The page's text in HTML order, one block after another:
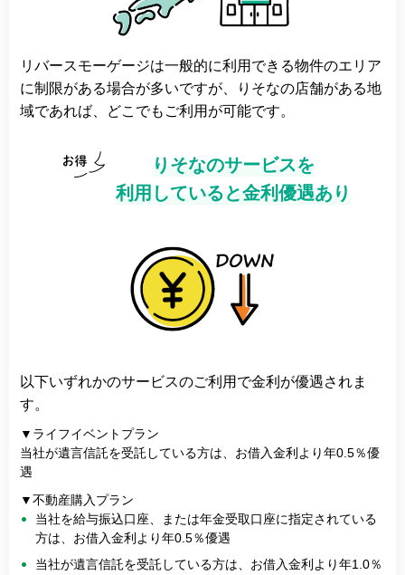
リバースモーゲージは一般的に利用できる物件のエリア
に制限がある場合が多いですが、りそなの店舗がある地
域であれば、どこでもご利用が可能です。
りそなのサービスを
利用していると金利優遇あり
以下いずれかのサービスのご利用で金利が優遇されま
す。
▼ライフイベントプラン
当社が遺言信託を受託している方は、お借入金利より年0.5％優
遇
▼不動産購入プラン
当社を給与振込口座、または年金受取口座に指定されている
方は、お借入金利より年0.5％優遇
当社が遺言信託を受託している方は、お借入金利より年1.0％